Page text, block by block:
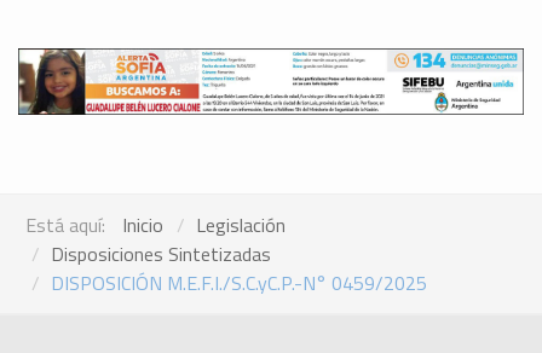
Está aquí: Inicio
Legislación
Disposiciones Sintetizadas
DISPOSICIÓN M.E.F.I./S.C.yC.P.-N° 0459/2025